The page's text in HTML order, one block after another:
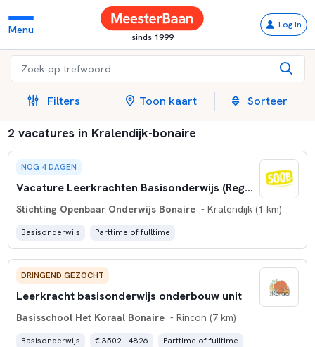
Menu
sinds 1999
Log in
Filters Toon kaart Sorteer
2 vacatures in Kralendijk-bonaire
NOG 4 DAGEN
Vacature Leerkrachten Basisonderwijs (Regulier & Speciaal)
Stichting Openbaar Onderwijs Bonaire - Kralendijk (1 km)
Basisonderwijs Parttime of fulltime
DRINGEND GEZOCHT
Leerkracht basisonderwijs onderbouw unit
Basisschool Het Koraal Bonaire - Rincon (7 km)
Basisonderwijs € 3502 - 4826 Parttime of fulltime